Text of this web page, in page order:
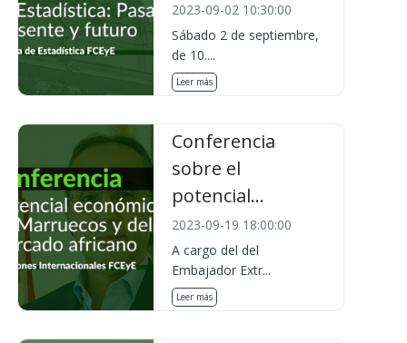
2023-09-02 10:30:00
Sábado 2 de septiembre,
de 10....
Leer más
Conferencia
sobre el
potencial...
2023-09-19 18:00:00
A cargo del del
Embajador Extr...
Leer más